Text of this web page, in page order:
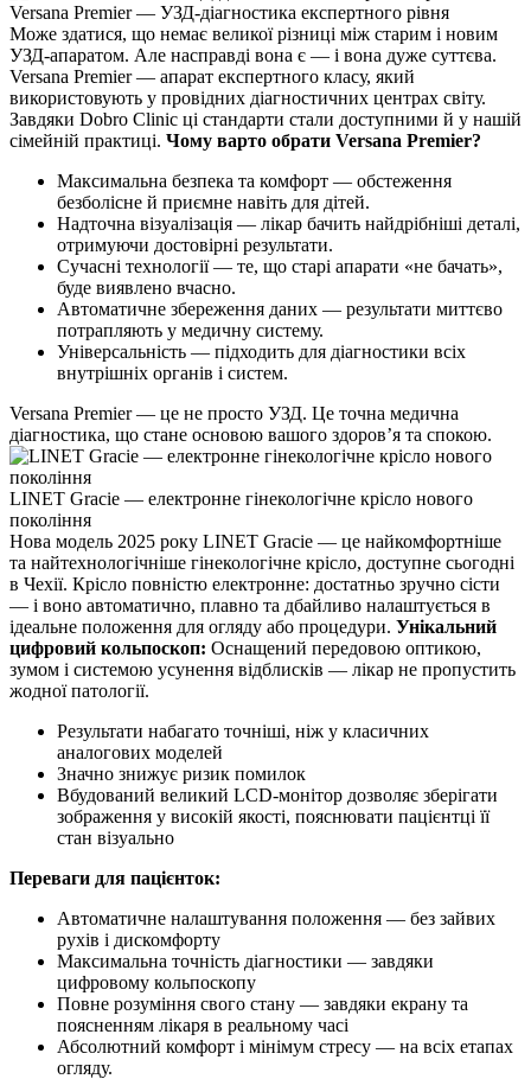
Versana Premier — УЗД-діагностика експертного рівня
Може здатися, що немає великої різниці між старим і новим
УЗД-апаратом. Але насправді вона є — і вона дуже суттєва.
Versana Premier — апарат експертного класу, який
використовують у провідних діагностичних центрах світу.
Завдяки Dobro Clinic ці стандарти стали доступними й у нашій
сімейній практиці. Чому варто обрати Versana Premier?
Максимальна безпека та комфорт — обстеження
безболісне й приємне навіть для дітей.
Надточна візуалізація — лікар бачить найдрібніші деталі,
отримуючи достовірні результати.
Сучасні технології — те, що старі апарати «не бачать»,
буде виявлено вчасно.
Автоматичне збереження даних — результати миттєво
потрапляють у медичну систему.
Універсальність — підходить для діагностики всіх
внутрішніх органів і систем.
Versana Premier — це не просто УЗД. Це точна медична
діагностика, що стане основою вашого здоров’я та спокою.
LINET Gracie — електронне гінекологічне крісло нового
покоління
Нова модель 2025 року LINET Gracie — це найкомфортніше
та найтехнологічніше гінекологічне крісло, доступне сьогодні
в Чехії. Крісло повністю електронне: достатньо зручно сісти
— і воно автоматично, плавно та дбайливо налаштується в
ідеальне положення для огляду або процедури. Унікальний
цифровий кольпоскоп: Оснащений передовою оптикою,
зумом і системою усунення відблисків — лікар не пропустить
жодної патології.
Результати набагато точніші, ніж у класичних
аналогових моделей
Значно знижує ризик помилок
Вбудований великий LCD-монітор дозволяє зберігати
зображення у високій якості, пояснювати пацієнтці її
стан візуально
Переваги для пацієнток:
Автоматичне налаштування положення — без зайвих
рухів і дискомфорту
Максимальна точність діагностики — завдяки
цифровому кольпоскопу
Повне розуміння свого стану — завдяки екрану та
поясненням лікаря в реальному часі
Абсолютний комфорт і мінімум стресу — на всіх етапах
огляду.